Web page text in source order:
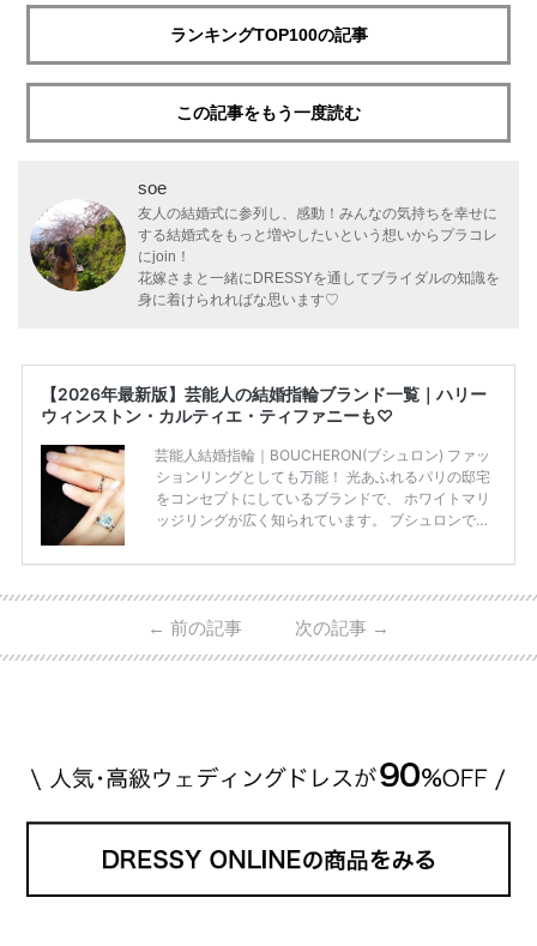
ランキングTOP100の記事
この記事をもう一度読む
soe
友人の結婚式に参列し、感動！みんなの気持ちを幸せに
する結婚式をもっと増やしたいという想いからプラコレ
にjoin！
花嫁さまと一緒にDRESSYを通してブライダルの知識を
身に着けられればな思います♡
【2026年最新版】芸能人の結婚指輪ブランド一覧｜ハリー
ウィンストン・カルティエ・ティファニーも♡
芸能人結婚指輪｜BOUCHERON(ブシュロン) ファッ
ションリングとしても万能！ 光あふれるパリの邸宅
をコンセプトにしているブランドで、 ホワイトマリ
ッジリングが広く知られています。 ブシュロンで特
ング」は、 小栗さんと山田さんが結婚指輪に選ばれ
なので、 とても人気となっているのです。 その相場
は、10～30万円ほどとなっています。 小栗旬さん・
← 前の記事 次の記事 →